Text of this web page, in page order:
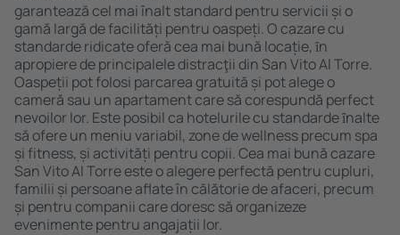
garantează cel mai înalt standard pentru servicii și o
gamă largă de facilități pentru oaspeți. O cazare cu
standarde ridicate oferă cea mai bună locație, ȋn
apropiere de principalele distracţii din San Vito Al Torre.
Oaspeții pot folosi parcarea gratuită și pot alege o
cameră sau un apartament care să corespundă perfect
nevoilor lor. Este posibil ca hotelurile cu standarde ȋnalte
să ofere un meniu variabil, zone de wellness precum spa
și fitness, și activități pentru copii. Cea mai bună cazare
San Vito Al Torre este o alegere perfectă pentru cupluri,
familii și persoane aflate în călătorie de afaceri, precum
și pentru companii care doresc să organizeze
evenimente pentru angajații lor.